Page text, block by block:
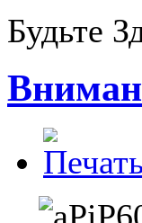
Будьте